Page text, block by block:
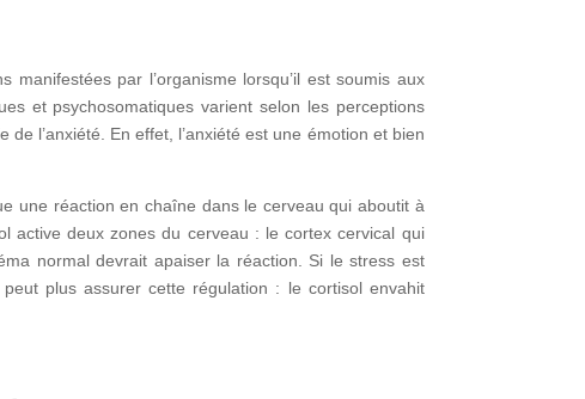
par l’organisme lorsqu’il est soumis aux
et psychosomatiques varient selon les perceptions
l’anxiété. En effet, l’anxiété est une émotion et bien
une réaction en chaîne dans le cerveau qui aboutit à
active deux zones du cerveau : le cortex cervical qui
normal devrait apaiser la réaction. Si le stress est
plus assurer cette régulation : le cortisol envahit